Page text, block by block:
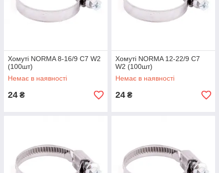
Хомуті NORMA 8-16/9 C7 W2
(100шт)
Немає в наявності
24 ₴
Хомуті NORMA 12-22/9 C7
W2 (100шт)
Немає в наявності
24 ₴